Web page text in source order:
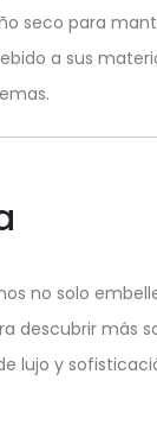
seco para
a sus
no solo
descubrir más
lujo y